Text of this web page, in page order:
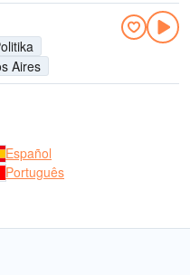
Aires
Español
Português